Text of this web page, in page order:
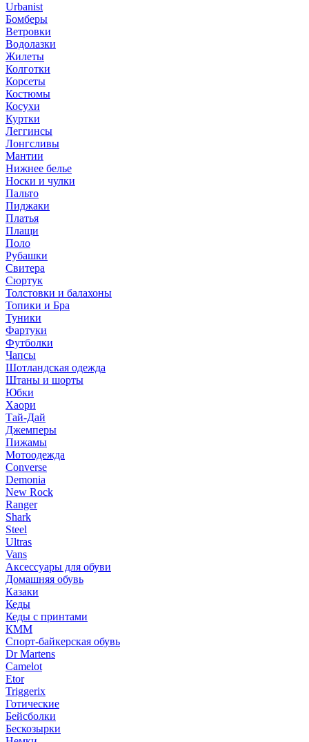
Urbanist
Бомберы
Ветровки
Водолазки
Жилеты
Колготки
Корсеты
Костюмы
Косухи
Куртки
Леггинсы
Лонгсливы
Мантии
Нижнее белье
Носки и чулки
Пальто
Пиджаки
Платья
Плащи
Поло
Рубашки
Свитера
Сюртук
Толстовки и балахоны
Топики и Бра
Туники
Фартуки
Футболки
Чапсы
Шотландская одежда
Штаны и шорты
Юбки
Хаори
Тай-Дай
Джемперы
Пижамы
Мотоодежда
Converse
Demonia
New Rock
Ranger
Shark
Steel
Ultras
Vans
Аксессуары для обуви
Домашняя обувь
Казаки
Кеды
Кеды с принтами
КММ
Спорт-байкерская обувь
Dr Martens
Camelot
Etor
Triggerix
Готические
Бейсболки
Бескозырки